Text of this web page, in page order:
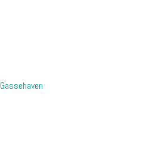
Gassehaven